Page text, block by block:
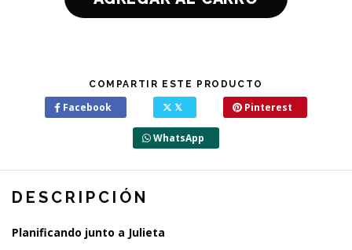
COMPARTIR ESTE PRODUCTO
Facebook 𝕏 Pinterest
WhatsApp
DESCRIPCIÓN
Planificando junto a Julieta